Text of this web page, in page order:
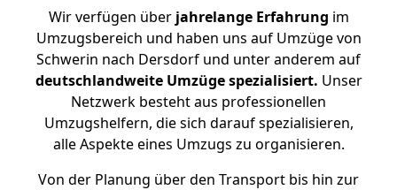
Wir verfügen überjahrelange Erfahrung im
Umzugsbereich und haben uns auf Umzüge von
Schwerin nach Dersdorf und unter anderem auf
deutschlandweite Umzüge spezialisiert. Unser
Netzwerk besteht aus professionellen
Umzugshelfern, die sich darauf spezialisieren,
alle Aspekte eines Umzugs zu organisieren.
Von der Planung über den Transport bis hin zur